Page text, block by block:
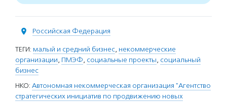
Российская Федерация
ТЕГИ: малый и средний бизнес, некоммерческие
организации, ПМЭФ, социальные проекты, социальный
бизнес
НКО: Автономная некоммерческая организация "Агентство
стратегических инициатив по продвижению новых